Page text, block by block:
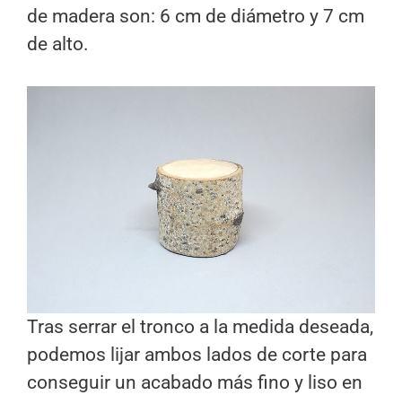
de madera son: 6 cm de diámetro y 7 cm
de alto.
Tras serrar el tronco a la medida deseada,
podemos lijar ambos lados de corte para
conseguir un acabado más fino y liso en